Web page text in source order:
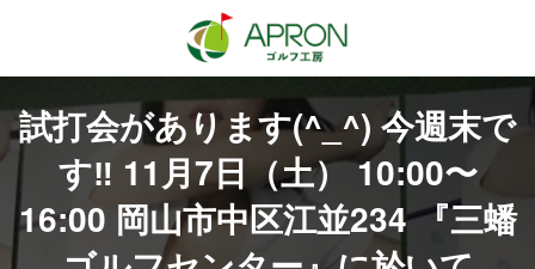
ン
へ
ス
キ
ー
ョ
ン
に
試打会があります(^_^) 今週末で
す‼️ 11月7日（土） 10:00〜
16:00 岡山市中区江並234 『三蟠